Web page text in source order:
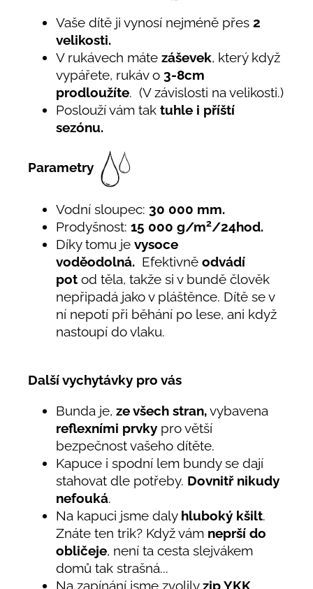
Vaše dítě ji vynosí nejméně přes 2
velikosti.
V rukávech máte záševek, který když
vypářete, rukáv o 3-8cm
prodloužíte. (V závislosti na velikosti.)
Poslouží vám tak tuhle i příští
sezónu.
Parametry
Vodní sloupec: 30 000 mm.
Prodyšnost: 15 000 g/m2/24hod.
Díky tomu je vysoce
voděodolná. Efektivně odvádí
pot od těla, takže si v bundě člověk
nepřipadá jako v pláštěnce. Dítě se v
ní nepotí při běhání po lese, ani když
nastoupí do vlaku.
Další vychytávky pro vás
Bunda je, ze všech stran,vybavena
reflexními prvky pro větší
bezpečnost vašeho dítěte.
Kapuce i spodní lem bundy se dají
stahovat dle potřeby. Dovnitř nikudy
nefouká.
Na kapuci jsme daly hluboký kšilt.
Znáte ten trik? Když vám neprší do
obličeje, není ta cesta slejvákem
domů tak strašná...
Na zapínání jsme zvolilyzip YKK